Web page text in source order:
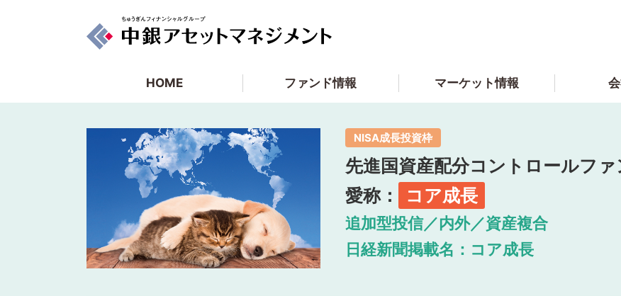
HOME ファンド情報 マーケット情報
NISA成⻑投資枠
先進国資産配分コントロールファ
愛称：
コア成長
追加型投信／内外／資産複合
日経新聞掲載名：コア成長